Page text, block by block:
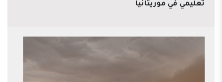
تعليمي في موريتانيا